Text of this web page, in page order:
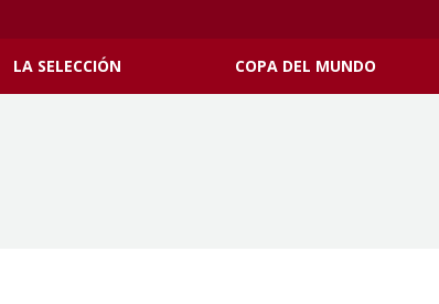
LA SELECCIÓN COPA DEL MUNDO